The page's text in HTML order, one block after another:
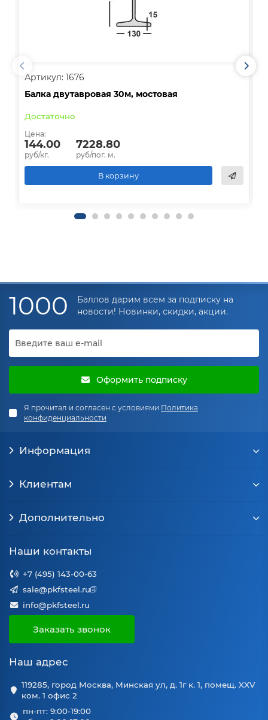
Артикул: 1676
Балка двутавровая 30м, мостовая
Достаточно
Цена:
144.00
руб/кг.
7228.80
руб/пог. м.
В корзину
1000
Баллов дарим всем за подписку на
новости! Новинки, скидки, акции.
Оформить подписку
Я прочитал и согласен с условиями Политика
конфиденциальности
Информация
Клиентам
Дополнительно
Наши контакты
+7 (495) 143-00-63
sale@pkfsteel.ru
info@pkfsteel.ru
Заказать звонок
Наш адрес
119285, город Москва, Минская ул, д. 1г к. 1, помещ. XXV
ком. 1 офис 2
пн-пт: 9:00-19:00